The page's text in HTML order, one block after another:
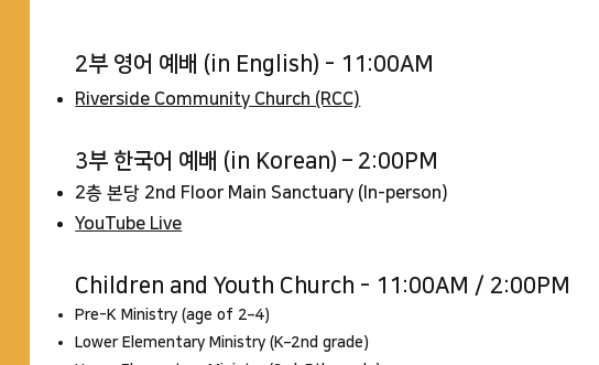
2부 영어 예배 (in English) - 11:00AM
Riverside Community Church (RCC)
3부 한국어 예배 (in Korean) – 2:00PM
2층 본당 2nd Floor Main Sanctuary (In-person)
YouTube Live
Children and Youth Church - 11:00AM / 2:00PM
Pre-K Ministry (age of 2–4)
Lower Elementary Ministry (K–2nd grade)